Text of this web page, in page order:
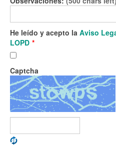
He leído y acepto la Aviso
LOPD *
Captcha